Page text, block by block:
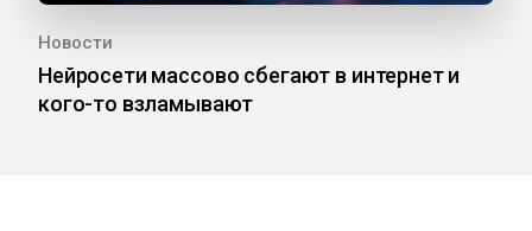
Новости
Нейросети массово сбегают в интернет и
кого-то взламывают